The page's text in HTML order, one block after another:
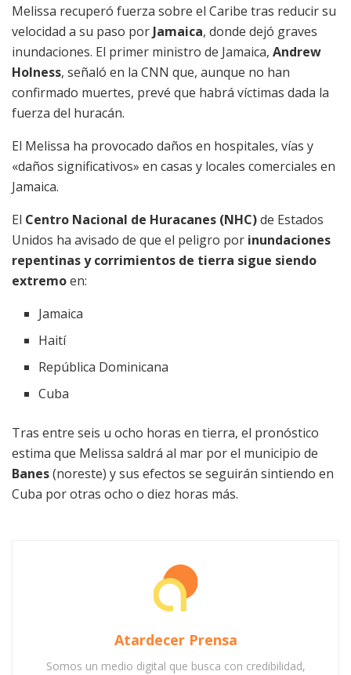
Melissa recuperó fuerza sobre el Caribe tras reducir su
velocidad a su paso por Jamaica, donde dejó graves
inundaciones. El primer ministro de Jamaica, Andrew
Holness, señaló en la CNN que, aunque no han
confirmado muertes, prevé que habrá víctimas dada la
fuerza del huracán.
El Melissa ha provocado daños en hospitales, vías y
«daños significativos» en casas y locales comerciales en
Jamaica.
El Centro Nacional de Huracanes (NHC)de Estados
Unidos ha avisado de que el peligro por inundaciones
repentinas y corrimientos de tierra sigue siendo
extremoen:
Jamaica
Haití
República Dominicana
Cuba
Tras entre seis u ocho horas en tierra, el pronóstico
estima que Melissa saldrá al mar por el municipio de
Banes(noreste) y sus efectos se seguirán sintiendo en
Cuba por otras ocho o diez horas más.
Atardecer Prensa
Somos un medio digital que busca con credibilidad,